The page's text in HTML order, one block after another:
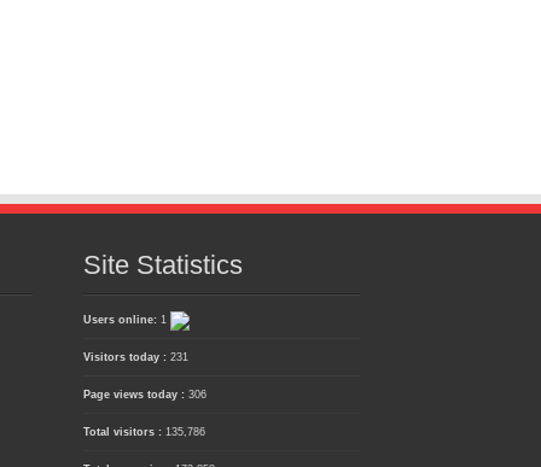
Site Statistics
Users online: 1
Visitors today : 231
Page views today : 306
Total visitors : 135,786